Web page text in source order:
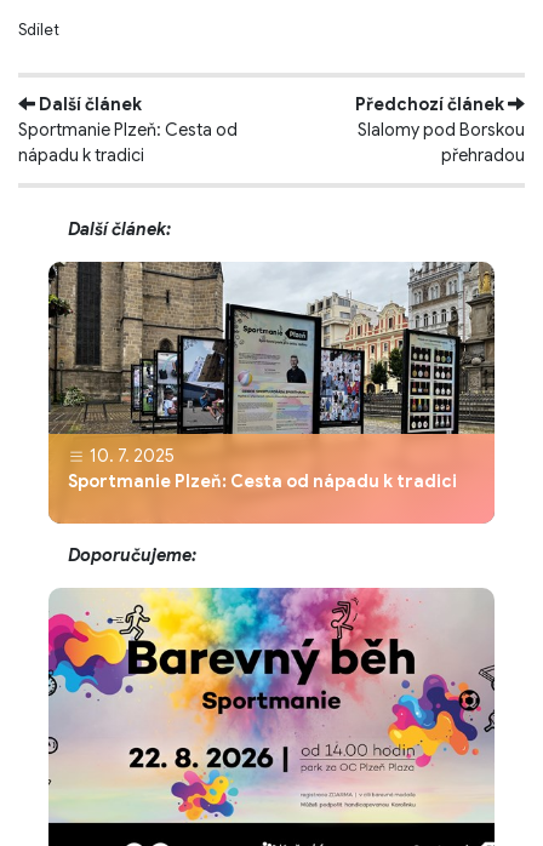
Sdílet
Další článek
Sportmanie Plzeň: Cesta od
nápadu k tradici
Předchozí článek
Slalomy pod Borskou
přehradou
Další článek:
10. 7. 2025
Sportmanie Plzeň: Cesta od nápadu k tradici
Doporučujeme: